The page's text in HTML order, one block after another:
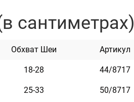
сантиметрах)
Обхват Шеи Артикул
18-28 44/8717
25-33 50/8717